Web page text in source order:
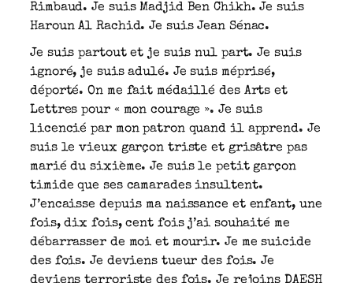
Rimbaud. Je suis Madjid Ben Chikh. Je suis
Haroun Al Rachid. Je suis Jean Sénac.
Je suis partout et je suis nul part. Je suis
ignoré, je suis adulé. Je suis méprisé,
déporté. On me fait médaillé des Arts et
Lettres pour « mon courage ». Je suis
licencié par mon patron quand il apprend. Je
suis le vieux garçon triste et grisâtre pas
marié du sixième. Je suis le petit garçon
timide que ses camarades insultent.
J’encaisse depuis ma naissance et enfant, une
fois, dix fois, cent fois j’ai souhaité me
débarrasser de moi et mourir. Je me suicide
des fois. Je deviens tueur des fois. Je
deviens terroriste des fois. Je rejoins DAESH